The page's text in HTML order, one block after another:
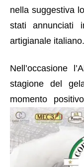
nella suggestiva
stati annunciati
artigianale italiano.
Nell’occasione
stagione del
momento